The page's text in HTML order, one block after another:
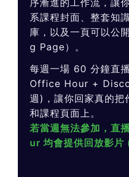
系課程封面、整套知
庫，以及一頁可以公
g Page）。
每週一場 60 分鐘直
Office Hour +
週)，讓你回家真的把
和課程頁面上。
若當週無法參加，直
ur 均會提供回放影片